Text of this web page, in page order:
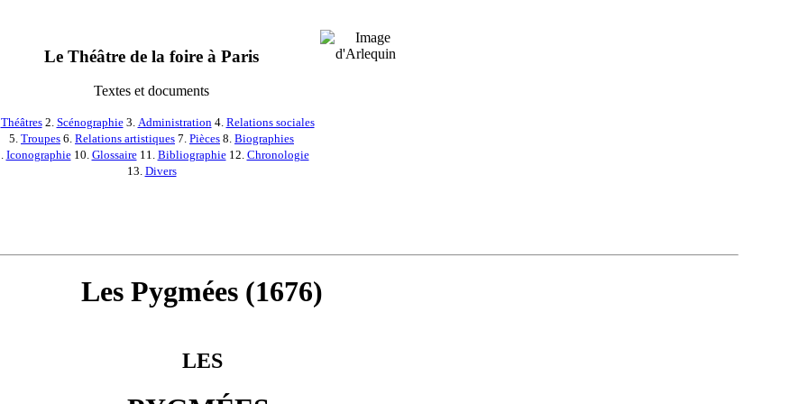
Le Théâtre de la foire à Paris
Textes et documents
Théâtres2. Scénographie3. Administration4. Relations sociales
5. Troupes 6. Relations artistiques 7. Pièces 8. Biographies
Iconographie10. Glossaire11. Bibliographie12. Chronologie
13. Divers
Les Pygmées (1676)
LES